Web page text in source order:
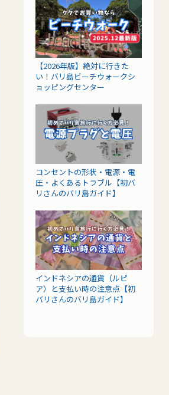
【2026年版】絶対に行きた
い！バリ島ビーチウォークシ
ョッピングセンター
コンセントの形状・電源・電
圧・よくあるトラブル【初バ
リさんのバリ島ガイド】
インドネシアの通貨（ルピ
ア）と支払い時の注意点【初
バリさんのバリ島ガイド】